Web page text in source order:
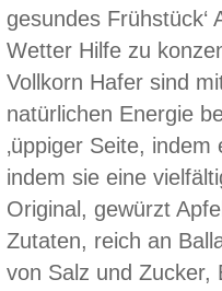
gesundes Frühstück‘
Wetter Hilfe zu
Vollkorn Hafer sind
natürlichen Energie
‚üppiger Seite,
indem sie eine
Original, gewürzt
Zutaten, reich an
von Salz und Zucker,